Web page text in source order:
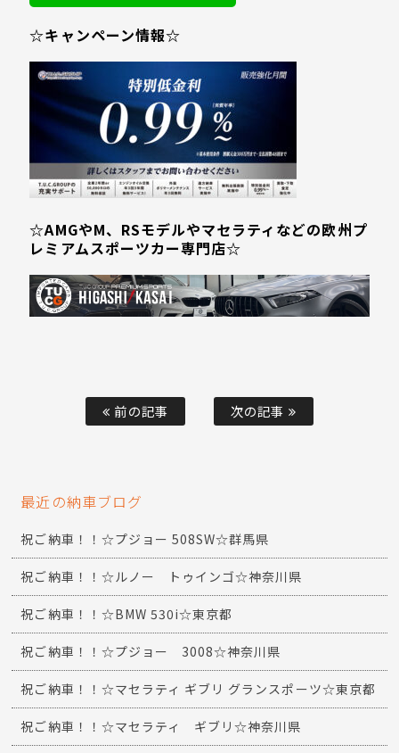
☆キャンペーン情報☆
☆AMGやM、RSモデルやマセラティなどの欧州プ
レミアムスポーツカー専門店☆
前の記事 次の記事
最近の納車ブログ
祝ご納車！！☆プジョー 508SW☆群馬県
祝ご納車！！☆ルノー トゥインゴ☆神奈川県
祝ご納車！！☆BMW 530i☆東京都
祝ご納車！！☆プジョー 3008☆神奈川県
祝ご納車！！☆マセラティ ギブリ グランスポーツ☆東京都
祝ご納車！！☆マセラティ ギブリ☆神奈川県